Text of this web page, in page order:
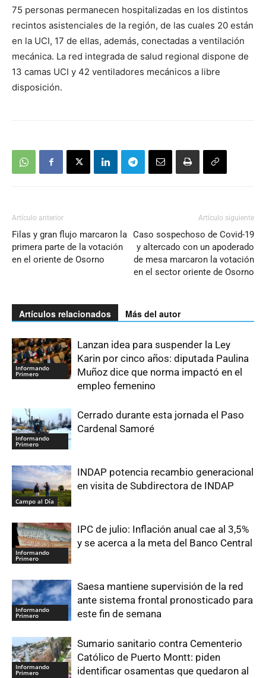
75 personas permanecen hospitalizadas en los distintos
recintos asistenciales de la región, de las cuales 20 están
en la UCI, 17 de ellas, además, conectadas a ventilación
mecánica. La red integrada de salud regional dispone de
13 camas UCI y 42 ventiladores mecánicos a libre
disposición.
Artículo anterior
Filas y gran flujo marcaron la
primera parte de la votación
en el oriente de Osorno
Artículo siguiente
Caso sospechoso de Covid-19
y altercado con un apoderado
de mesa marcaron la votación
en el sector oriente de Osorno
Artículos relacionados Más del autor
Informando
Primero
Lanzan idea para suspender la Ley
Karin por cinco años: diputada Paulina
Muñoz dice que norma impactó en el
empleo femenino
Informando
Primero
Cerrado durante esta jornada el Paso
Cardenal Samoré
Campo al Día
INDAP potencia recambio generacional
en visita de Subdirectora de INDAP
Informando
Primero
IPC de julio: Inflación anual cae al 3,5%
y se acerca a la meta del Banco Central
Informando
Primero
Saesa mantiene supervisión de la red
ante sistema frontal pronosticado para
este fin de semana
Informando
Primero
Sumario sanitario contra Cementerio
Católico de Puerto Montt: piden
identificar osamentas que quedaron al